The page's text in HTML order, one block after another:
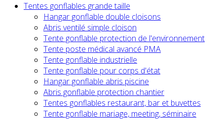
Tentes gonflables grande taille
Hangar gonflable double cloisons
Abris ventilé simple cloison
Tente gonflable protection de l'environnement
Tente poste médical avancé PMA
Tente gonflable industrielle
Tente gonflable pour corps d'état
Hangar gonflable abris piscine
Abris gonflable protection chantier
Tentes gonflables restaurant, bar et buvettes
Tente gonflable mariage, meeting, séminaire